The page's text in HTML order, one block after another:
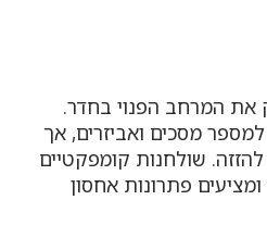
את המרחב הפנוי בחדר.
מסכים ואביזרים, אך
שולחנות קומפקטיים
פתרונות אחסון